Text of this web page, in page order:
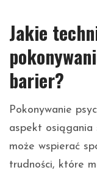
Jakie
barier?
Pokonywanie
aspekt osiągania
może wspierać
trudności, które